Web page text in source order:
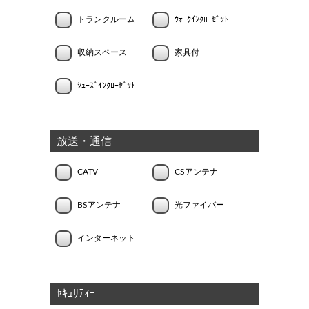
トランクルーム ｳｫｰｸｲﾝｸﾛｰｾﾞｯﾄ
収納スペース 家具付
ｼｭｰｽﾞｲﾝｸﾛｰｾﾞｯﾄ
放送・通信
CATV CSアンテナ
BSアンテナ 光ファイバー
インターネット
ｾｷｭﾘﾃｨｰ